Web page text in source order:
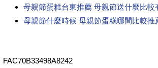
母親節蛋糕台東推薦 母親節送什麼比較
母親節什麼時候 母親節蛋糕哪間比較推
FAC70B33498A8242